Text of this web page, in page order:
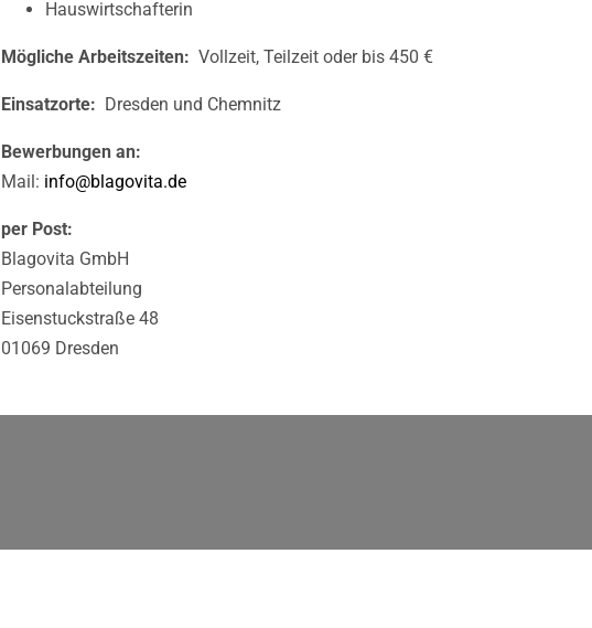
Hauswirtschafterin
Mögliche Arbeitszeiten: Vollzeit, Teilzeit oder bis 450 €
Einsatzorte: Dresden und Chemnitz
Bewerbungen an:
Mail: info@blagovita.de
per Post:
Blagovita GmbH
Personalabteilung
Eisenstuckstraße 48
01069 Dresden